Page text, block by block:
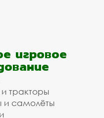
для
Наши
компании и мы
игровое
тракторы
и самолёты